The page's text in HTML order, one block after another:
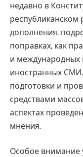
недавно в
республиканском
дополнения,
поправках, как
и международных
иностранных
подготовки и
средствами
аспектах
мнения.
Особое внимание